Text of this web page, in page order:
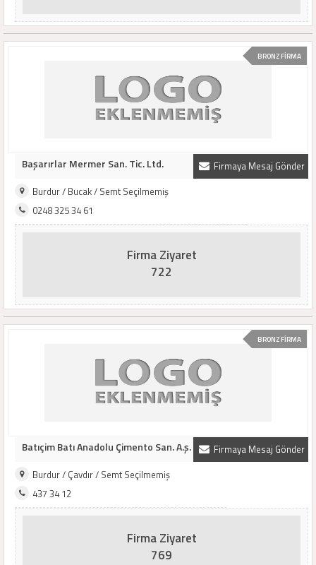
BRONZ FİRMA
Firmaya Mesaj Gönder
Başarırlar Mermer San. Tic. Ltd.
Burdur / Bucak / Semt Seçilmemiş
0248 325 34 61
Firma Ziyaret
722
BRONZ FİRMA
Firmaya Mesaj Gönder
Batıçim Batı Anadolu Çimento San. A.ş.
Burdur / Çavdır / Semt Seçilmemiş
437 34 12
Firma Ziyaret
769